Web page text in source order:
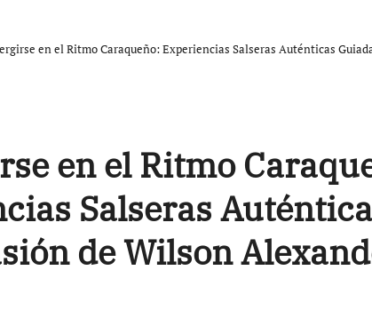
en el Ritmo Caraqueño: Experiencias Salseras Auténticas
en el Ritmo
Salseras
de Wilson